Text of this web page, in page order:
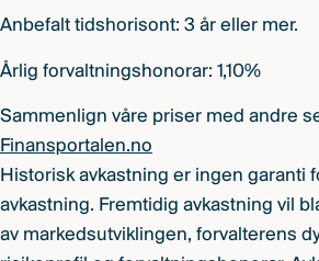
Anbefalt tidshorisont: 3 år eller mer.
Årlig forvaltningshonorar: 1,10%
Sammenlign våre priser med andre
Finansportalen.no
Historisk avkastning er ingen garanti
avkastning. Fremtidig avkastning vil
av markedsutviklingen, forvalterens